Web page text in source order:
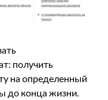
получить
на определенный
до конца жизни.